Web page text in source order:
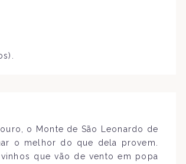
o Monte de São Leonardo de
o melhor do que dela provem.
que vão de vento em popa